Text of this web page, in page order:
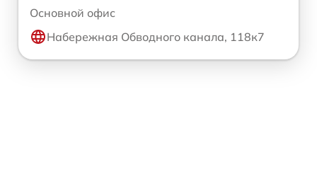
Основной офис
Набережная Обводного канала, 118к7